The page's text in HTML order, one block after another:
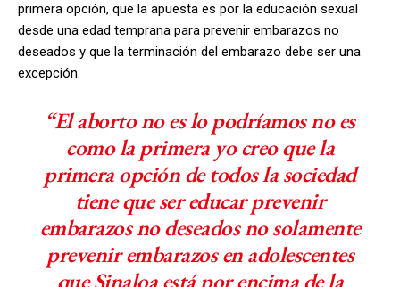
primera opción, que la apuesta es por la educación sexual
desde una edad temprana para prevenir embarazos no
deseados y que la terminación del embarazo debe ser una
excepción.
“El aborto no es lo podríamos no es
como la primera yo creo que la
primera opción de todos la sociedad
tiene que ser educar prevenir
embarazos no deseados no solamente
prevenir embarazos en adolescentes
que Sinaloa está por encima de la